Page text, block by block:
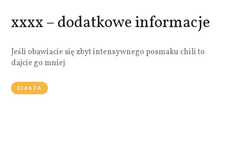
xxxx – dodatkowe informacje
Jeśli obawiacie się zbyt intensywnego posmaku chili to
dajcie go mniej
CIASTA